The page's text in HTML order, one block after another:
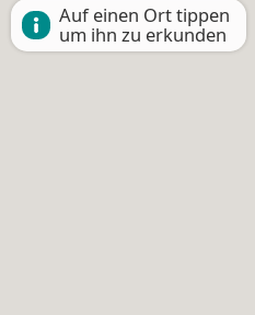
Auf einen Ort tippen
um ihn zu erkunden